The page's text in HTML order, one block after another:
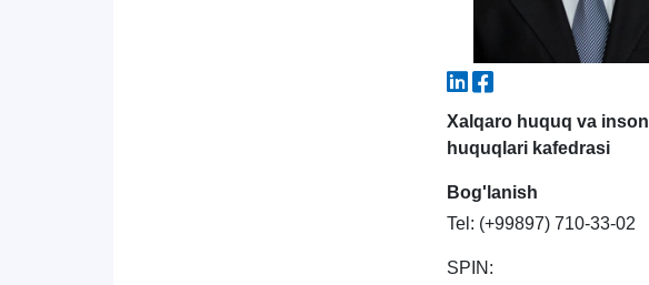
Xalqaro huquq va inson
huquqlari kafedrasi
Bog'lanish
Tel: (+99897) 710-33-02
SPIN: